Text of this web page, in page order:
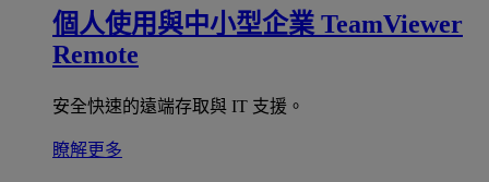
個人使用與中小型企業 TeamViewer
Remote
安全快速的遠端存取與 IT 支援。
瞭解更多